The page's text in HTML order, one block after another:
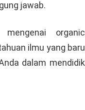
jawab.
organic
ilmu yang baru
dalam mendidik